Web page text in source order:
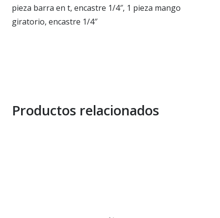
pieza barra en t, encastre 1/4″, 1 pieza mango
giratorio, encastre 1/4″
Productos relacionados